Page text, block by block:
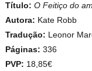
Título:O Feitiço do
Autora: Kate Robb
Tradução: Leonor
Páginas:336
PVP: 18,85€